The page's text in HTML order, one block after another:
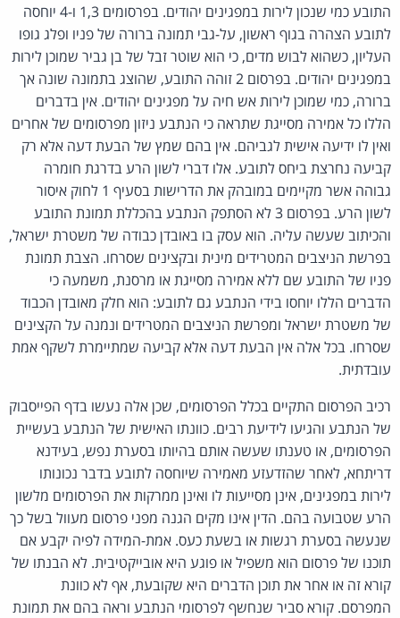
התובע כמי שנכון לירות במפגינים יהודים. בפרסומים 1,3 ו-4 יוחסה
לתובע הצהרה בגוף ראשון, על-גבי תמונה ברורה של פניו ופלג גופו
העליון, כשהוא לבוש מדים, כי הוא שוטר זבל של בן גביר שמוכן לירות
במפגינים יהודים. בפרסום 2 זוהה התובע, שהוצג בתמונה שונה אך
ברורה, כמי שמוכן לירות אש חיה על מפגינים יהודים. אין בדברים
הללו כל אמירה מסייגת שתראה כי הנתבע ניזון מפרסומים של אחרים
ואין לו ידיעה אישית לגביהם. אין בהם שמץ של הבעת דעה אלא רק
קביעה נחרצת ביחס לתובע. אלו דברי לשון הרע בדרגת חומרה
גבוהה אשר מקיימים במובהק את הדרישות בסעיף 1 לחוק איסור
לשון הרע. בפרסום 3 לא הסתפק הנתבע בהכללת תמונת התובע
והכיתוב שעשה עליה. הוא עסק בו באובדן כבודה של משטרת ישראל,
בפרשת הניצבים המטרידים מינית ובקצינים שסרחו. הצבת תמונת
פניו של התובע שם ללא אמירה מסייגת או מרסנת, משמעה כי
הדברים הללו יוחסו בידי הנתבע גם לתובע: הוא חלק מאובדן הכבוד
של משטרת ישראל ומפרשת הניצבים המטרידים ונמנה על הקצינים
שסרחו. בכל אלה אין הבעת דעה אלא קביעה שמתיימרת לשקף אמת
עובדתית.
רכיב הפרסום התקיים בכלל הפרסומים, שכן אלה נעשו בדף הפייסבוק
של הנתבע והגיעו לידיעת רבים. כוונתו האישית של הנתבע בעשיית
הפרסומים, או טענתו שעשה אותם בהיותו בסערת נפש, בעידנא
דריתחא, לאחר שהזדעזע מאמירה שיוחסה לתובע בדבר נכונותו
לירות במפגינים, אינן מסייעות לו ואינן ממרקות את הפרסומים מלשון
הרע שטבועה בהם. הדין אינו מקים הגנה מפני פרסום מעוול בשל כך
שנעשה בסערת רגשות או בשעת כעס. אמת-המידה לפיה יקבע אם
תוכנו של פרסום הוא משפיל או פוגע היא אובייקטיבית. לא הבנתו של
קורא זה או אחר את תוכן הדברים היא שקובעת, אף לא כוונת
המפרסם. קורא סביר שנחשף לפרסומי הנתבע וראה בהם את תמונת